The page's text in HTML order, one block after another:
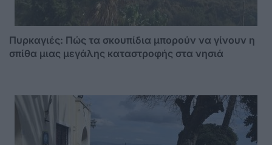
Πυρκαγιές: Πώς τα σκουπίδια μπορούν να γίνουν η
σπίθα μιας μεγάλης καταστροφής στα νησιά